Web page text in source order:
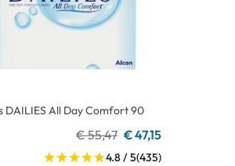
DAILIES All Day Comfort 90
€ 55,47 € 47,15
4.8 / 5(435)